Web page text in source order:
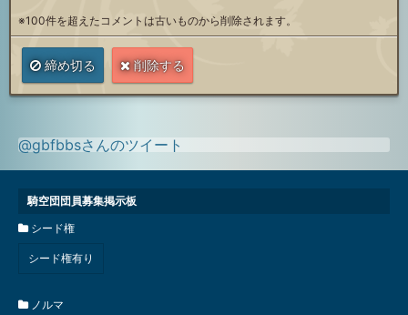
※100件を超えたコメントは古いものから削除されます。
締め切る 削除する
@gbfbbsさんのツイート
騎空団団員募集掲示板
シード権
シード権有り
ノルマ